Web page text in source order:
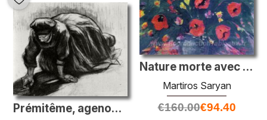
Nature morte avec coquelicots
Martiros Saryan
€160.00€94.40
Prémitême, agenouillé, éventuellement creuser des carottes